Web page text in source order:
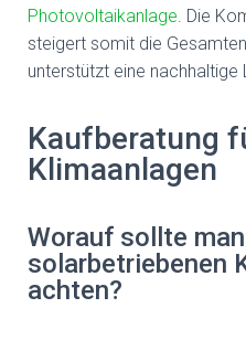
Photovoltaikanlage. Die
steigert somit die
unterstützt eine nachhaltige
Kaufberatung
Klimaanlagen
Worauf sollte
solarbetriebenen
achten?